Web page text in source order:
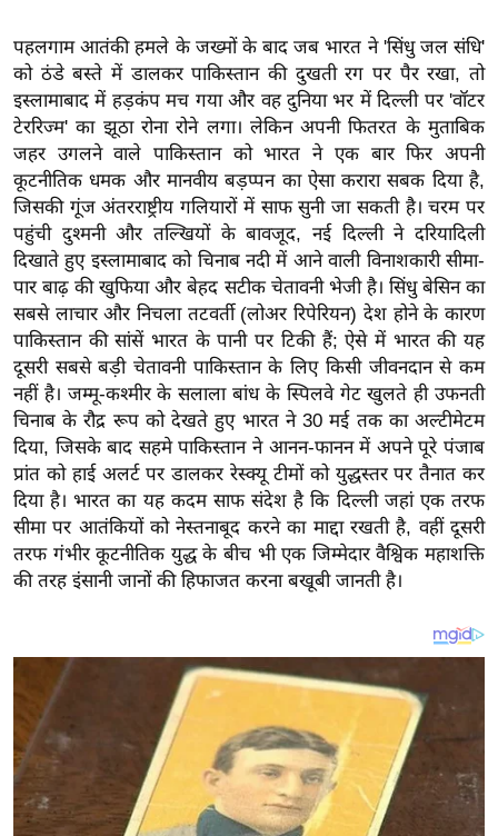
वि
शे
ष
ज्ञ
रा
य
ब
ज
ट
खे
ल
क्रि
के
ट
I
P
L
2
6
क्रा
इ
म
ई
-
पहलगाम आतंकी हमले के जख्मों के बाद जब भारत ने 'सिंधु जल संधि'
को ठंडे बस्ते में डालकर पाकिस्तान की दुखती रग पर पैर रखा, तो
इस्लामाबाद में हड़कंप मच गया और वह दुनिया भर में दिल्ली पर 'वॉटर
टेररिज्म' का झूठा रोना रोने लगा। लेकिन अपनी फितरत के मुताबिक
जहर उगलने वाले पाकिस्तान को भारत ने एक बार फिर अपनी
कूटनीतिक धमक और मानवीय बड़प्पन का ऐसा करारा सबक दिया है,
जिसकी गूंज अंतरराष्ट्रीय गलियारों में साफ सुनी जा सकती है। चरम पर
पहुंची दुश्मनी और तल्खियों के बावजूद, नई दिल्ली ने दरियादिली
दिखाते हुए इस्लामाबाद को चिनाब नदी में आने वाली विनाशकारी सीमा-
पार बाढ़ की खुफिया और बेहद सटीक चेतावनी भेजी है। सिंधु बेसिन का
सबसे लाचार और निचला तटवर्ती (लोअर रिपेरियन) देश होने के कारण
पाकिस्तान की सांसें भारत के पानी पर टिकी हैं; ऐसे में भारत की यह
दूसरी सबसे बड़ी चेतावनी पाकिस्तान के लिए किसी जीवनदान से कम
नहीं है। जम्मू-कश्मीर के सलाला बांध के स्पिलवे गेट खुलते ही उफनती
चिनाब के रौद्र रूप को देखते हुए भारत ने 30 मई तक का अल्टीमेटम
दिया, जिसके बाद सहमे पाकिस्तान ने आनन-फानन में अपने पूरे पंजाब
प्रांत को हाई अलर्ट पर डालकर रेस्क्यू टीमों को युद्धस्तर पर तैनात कर
दिया है। भारत का यह कदम साफ संदेश है कि दिल्ली जहां एक तरफ
सीमा पर आतंकियों को नेस्तनाबूद करने का माद्दा रखती है, वहीं दूसरी
तरफ गंभीर कूटनीतिक युद्ध के बीच भी एक जिम्मेदार वैश्विक महाशक्ति
की तरह इंसानी जानों की हिफाजत करना बखूबी जानती है।